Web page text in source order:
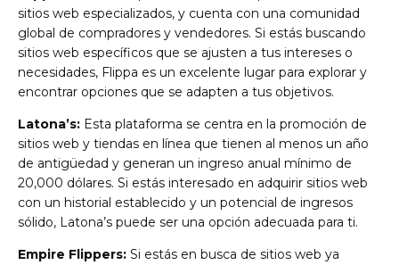
sitios web especializados, y cuenta con una comunidad
global de compradores y vendedores. Si estás buscando
sitios web específicos que se ajusten a tus intereses o
necesidades, Flippa es un excelente lugar para explorar y
encontrar opciones que se adapten a tus objetivos.
Latona’s: Esta plataforma se centra en la promoción de
sitios web y tiendas en línea que tienen al menos un año
de antigüedad y generan un ingreso anual mínimo de
20,000 dólares. Si estás interesado en adquirir sitios web
con un historial establecido y un potencial de ingresos
sólido, Latona’s puede ser una opción adecuada para ti.
Empire Flippers: Si estás en busca de sitios web ya